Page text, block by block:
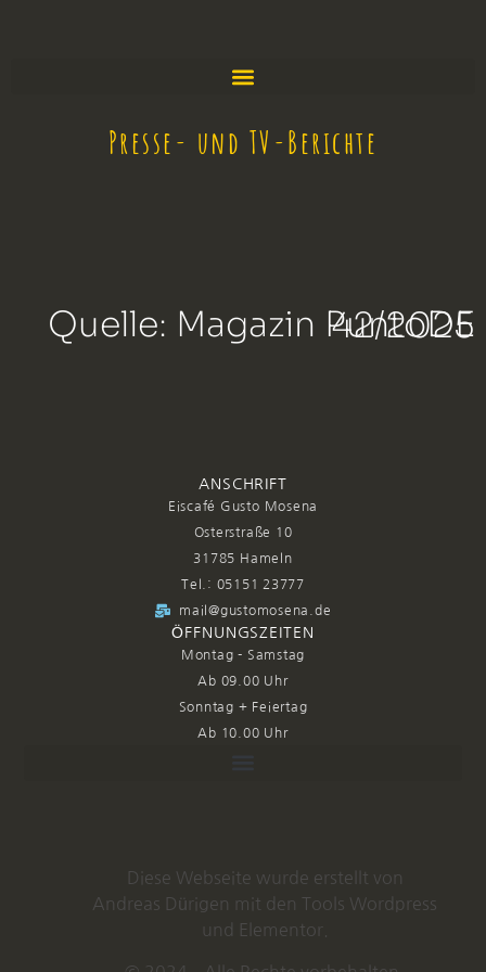
Presse- und TV-Berichte
Quelle: Magazin PuntoDE 42/2025
ANSCHRIFT
Eiscafé Gusto Mosena
Osterstraße 10
31785 Hameln
Tel.: 05151 23777
mail@gustomosena.de
ÖFFNUNGSZEITEN
Montag - Samstag
Ab 09.00 Uhr
Sonntag + Feiertag
Ab 10.00 Uhr
Diese Webseite wurde erstellt von
Andreas Dürigen mit den Tools Wordpress
und
Elementor.